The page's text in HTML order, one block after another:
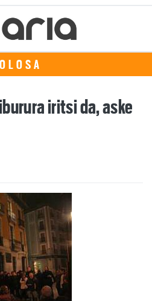
iritsi da, aske